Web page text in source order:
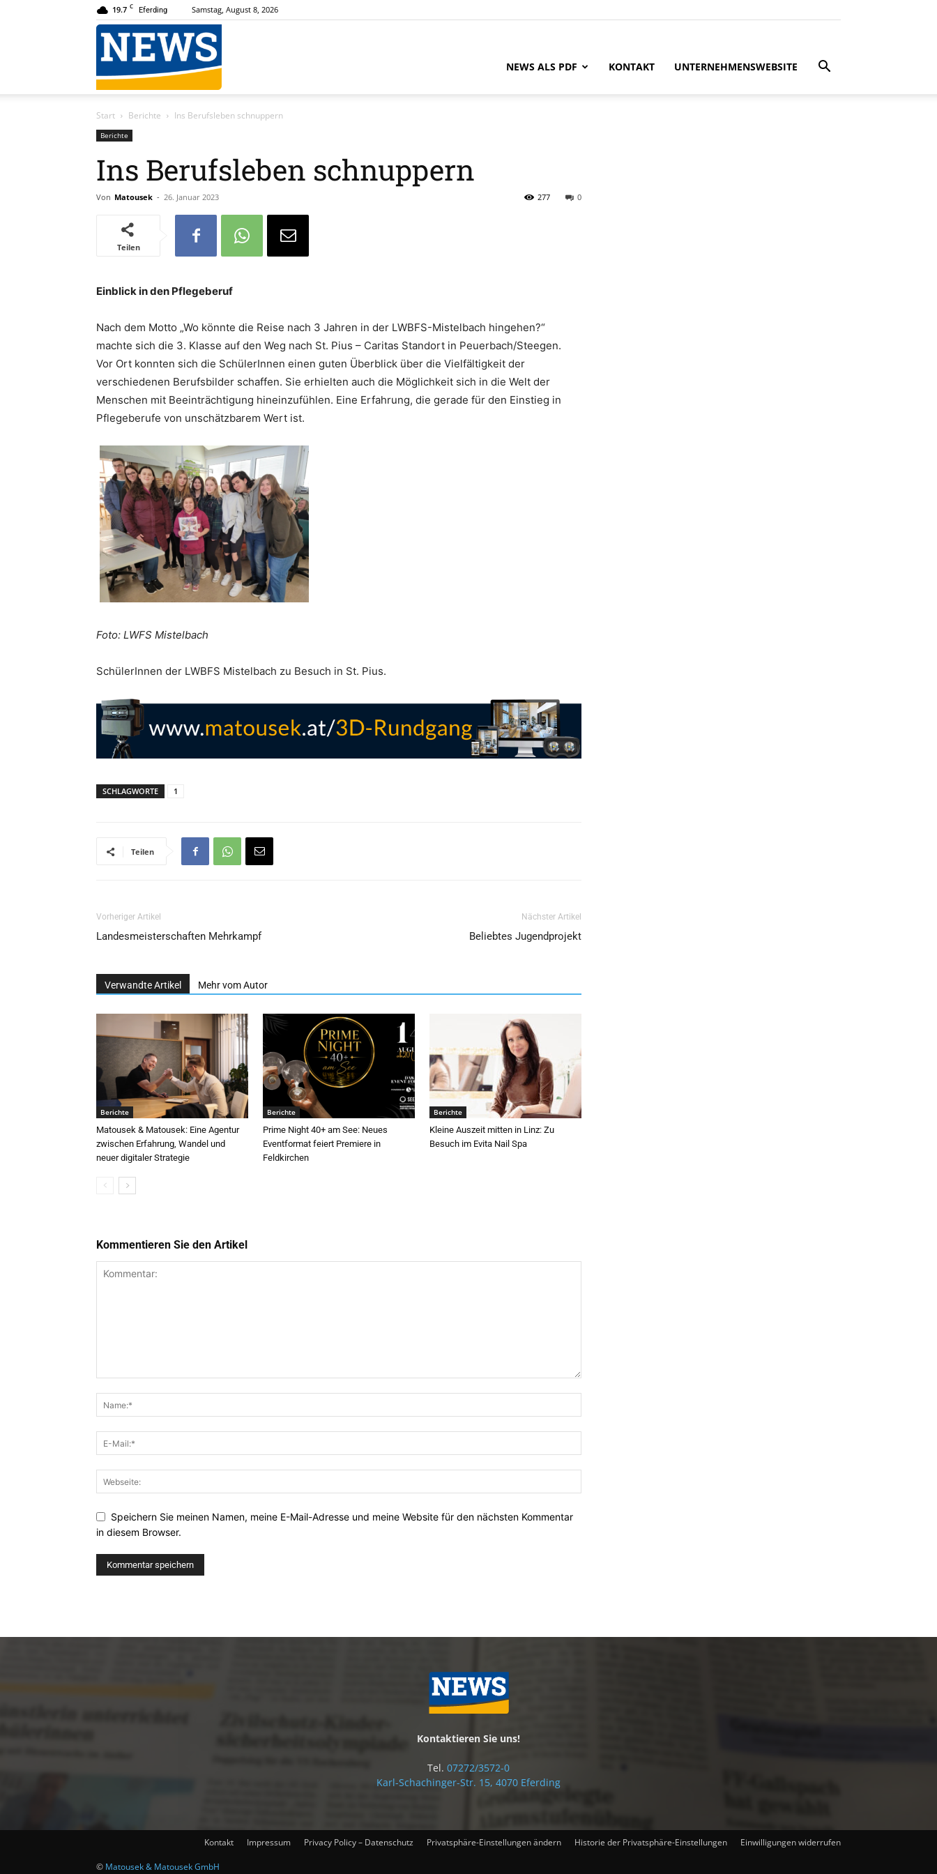
19.7 C Eferding Samstag, August 8, 2026
NEWS ALS PDF KONTAKT UNTERNEHMENSWEBSITE
Start Berichte Ins Berufsleben schnuppern
Berichte
Ins Berufsleben schnuppern
Von Matousek - 26. Januar 2023 0
277
Teilen
Einblick in den Pflegeberuf
Nach dem Motto „Wo könnte die Reise nach 3 Jahren in der LWBFS-Mistelbach hingehen?“
machte sich die 3. Klasse auf den Weg nach St. Pius – Caritas Standort in Peuerbach/Steegen.
Vor Ort konnten sich die SchülerInnen einen guten Überblick über die Vielfältigkeit der
verschiedenen Berufsbilder schaffen. Sie erhielten auch die Möglichkeit sich in die Welt der
Menschen mit Beeinträchtigung hineinzufühlen. Eine Erfahrung, die gerade für den Einstieg in
Pflegeberufe von unschätzbarem Wert ist.
Foto: LWFS Mistelbach
SchülerInnen der LWBFS Mistelbach zu Besuch in St. Pius.
SCHLAGWORTE 1
Teilen
Vorheriger Artikel
Landesmeisterschaften Mehrkampf
Nächster Artikel
Beliebtes Jugendprojekt
Verwandte Artikel Mehr vom Autor
Berichte
Matousek & Matousek: Eine Agentur
zwischen Erfahrung, Wandel und
neuer digitaler Strategie
Berichte
Prime Night 40+ am See: Neues
Eventformat feiert Premiere in
Feldkirchen
Berichte
Kleine Auszeit mitten in Linz: Zu
Besuch im Evita Nail Spa
Kommentieren Sie den Artikel
Speichern Sie meinen Namen, meine E-Mail-Adresse und meine Website für den nächsten Kommentar
in diesem Browser.
Kontaktieren Sie uns!
Tel. 07272/3572-0
Karl-Schachinger-Str. 15, 4070 Eferding
Kontakt Impressum Privacy Policy – Datenschutz Privatsphäre-Einstellungen ändern Historie der Privatsphäre-Einstellungen Einwilligungen widerrufen
© Matousek & Matousek GmbH